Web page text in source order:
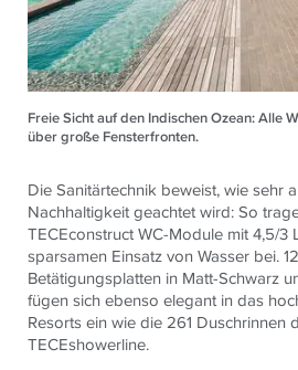
Freie Sicht auf den Indischen Ozean: Alle
über große Fensterfronten.
Die Sanitärtechnik beweist, wie sehr
Nachhaltigkeit geachtet wird: So
TECEconstruct WC-Module mit 4,5/3
sparsamen Einsatz von Wasser bei.
Betätigungsplatten in Matt-Schwarz
fügen sich ebenso elegant in das
Resorts ein wie die 261 Duschrinnen
TECEshowerline.